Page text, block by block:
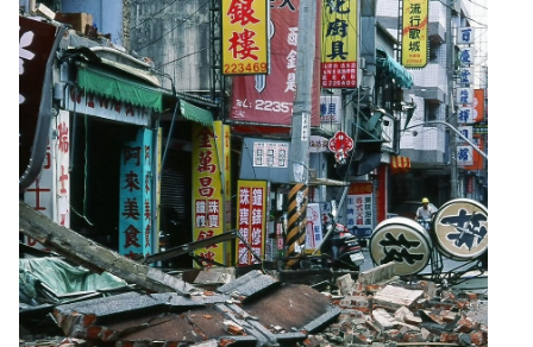
學
習
1】
護
助
人
者
的
自
我
覺
察，
與